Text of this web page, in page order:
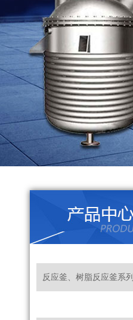
反应釜、树脂反应釜系列